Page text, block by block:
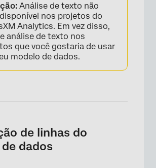
Análise de texto não
nos projetos do
Analytics. Em vez disso,
análise de texto nos
que você gostaria de usar
modelo de dados.
de linhas do
dados